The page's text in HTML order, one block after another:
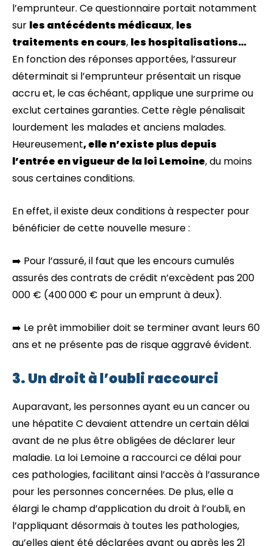
l’emprunteur. Ce questionnaire portait notamment
sur les antécédents médicaux, les
traitements en cours, les hospitalisations…
En fonction des réponses apportées, l’assureur
déterminait si l’emprunteur présentait un risque
accru et, le cas échéant, applique une surprime ou
exclut certaines garanties. Cette règle pénalisait
lourdement les malades et anciens malades.
Heureusement, elle n’existe plus depuis
l’entrée en vigueur de la loi Lemoine, du moins
sous certaines conditions.
En effet, il existe deux conditions à respecter pour
bénéficier de cette nouvelle mesure :
➡️ Pour l’assuré, il faut que les encours cumulés
assurés des contrats de crédit n’excèdent pas 200
000 € (400 000 € pour un emprunt à deux).
➡️ Le prêt immobilier doit se terminer avant leurs 60
ans et ne présente pas de risque aggravé évident.
3. Un droit à l’oubli raccourci
Auparavant, les personnes ayant eu un cancer ou
une hépatite C devaient attendre un certain délai
avant de ne plus être obligées de déclarer leur
maladie. La loi Lemoine a raccourci ce délai pour
ces pathologies, facilitant ainsi l’accès à l’assurance
pour les personnes concernées. De plus, elle a
élargi le champ d’application du droit à l’oubli, en
l’appliquant désormais à toutes les pathologies,
qu’elles aient été déclarées avant ou après les 21